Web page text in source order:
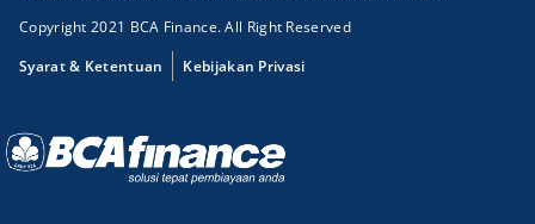
Copyright 2021 BCA Finance. All Right Reserved
Syarat & Ketentuan
Kebijakan Privasi